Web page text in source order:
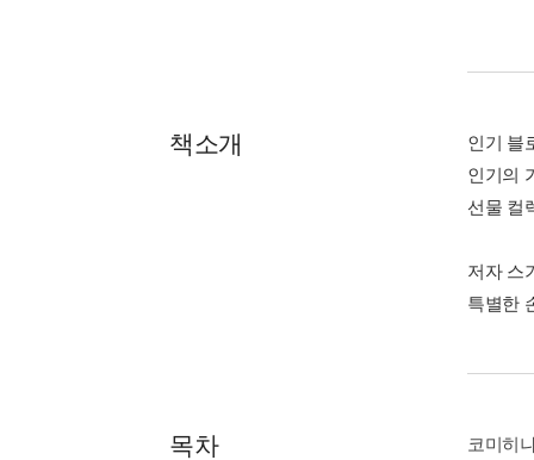
책소개
인기 블
인기의
선물 컬
저자 스
특별한
목차 코미히